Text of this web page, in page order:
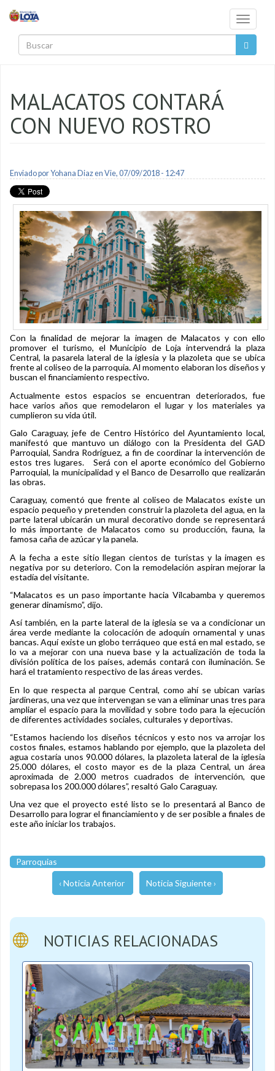
Toggle
MALACATOS CONTARÁ
CON NUEVO ROSTRO
Enviado porYohana Diazen Vie, 07/09/2018 - 12:47
Con la finalidad de mejorar la imagen de Malacatos y con ello
promover el turismo, el Municipio de Loja intervendrá la plaza
Central, la pasarela lateral de la iglesia y la plazoleta que se ubica
frente al coliseo de la parroquia. Al momento elaboran los diseños y
buscan el financiamiento respectivo.
Actualmente estos espacios se encuentran deteriorados, fue
hace varios años que remodelaron el lugar y los materiales ya
cumplieron su vida útil.
Galo Caraguay, jefe de Centro Histórico del Ayuntamiento local,
manifestó que mantuvo un diálogo con la Presidenta del GAD
Parroquial, Sandra Rodríguez, a fin de coordinar la intervención de
estos tres lugares. Será con el aporte económico del Gobierno
Parroquial, la municipalidad y el Banco de Desarrollo que realizarán
las obras.
Caraguay, comentó que frente al coliseo de Malacatos existe un
espacio pequeño y pretenden construir la plazoleta del agua, en la
parte lateral ubicarán un mural decorativo donde se representará
lo más importante de Malacatos como su producción, fauna, la
famosa caña de azúcar y la panela.
A la fecha a este sitio llegan cientos de turistas y la imagen es
negativa por su deterioro. Con la remodelación aspiran mejorar la
estadía del visitante.
“Malacatos es un paso importante hacia Vilcabamba y queremos
generar dinamismo”, dijo.
Así también, en la parte lateral de la iglesia se va a condicionar un
área verde mediante la colocación de adoquín ornamental y unas
bancas. Aquí existe un globo terráqueo que está en mal estado, se
lo va a mejorar con una nueva base y la actualización de toda la
división política de los países, además contará con iluminación. Se
hará el tratamiento respectivo de las áreas verdes.
En lo que respecta al parque Central, como ahí se ubican varias
jardineras, una vez que intervengan se van a eliminar unas tres para
ampliar el espacio para la movilidad y sobre todo para la ejecución
de diferentes actividades sociales, culturales y deportivas.
“Estamos haciendo los diseños técnicos y esto nos va arrojar los
costos finales, estamos hablando por ejemplo, que la plazoleta del
agua costaría unos 90.000 dólares, la plazoleta lateral de la iglesia
25.000 dólares, el costo mayor es de la plaza Central, un área
aproximada de 2.000 metros cuadrados de intervención, que
sobrepasa los 200.000 dólares”, resaltó Galo Caraguay.
Una vez que el proyecto esté listo se lo presentará al Banco de
Desarrollo para lograr el financiamiento y de ser posible a finales de
este año iniciar los trabajos.
Parroquias
‹ Noticia Anterior Noticia Siguiente ›
NOTICIAS RELACIONADAS